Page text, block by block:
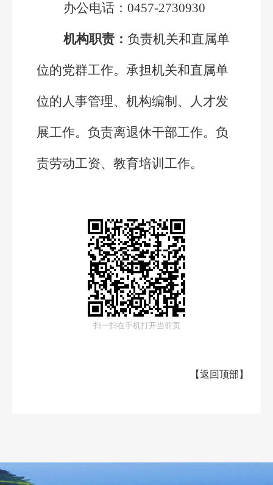
办公电话：0457-2730930
机构职责： 负责机关和直属单
位的党群工作。承担机关和直属单
位的人事管理、机构编制、人才发
展工作。负责离退休干部工作。负
责劳动工资、教育培训工作。
扫一扫在手机打开当前页
【返回顶部 】